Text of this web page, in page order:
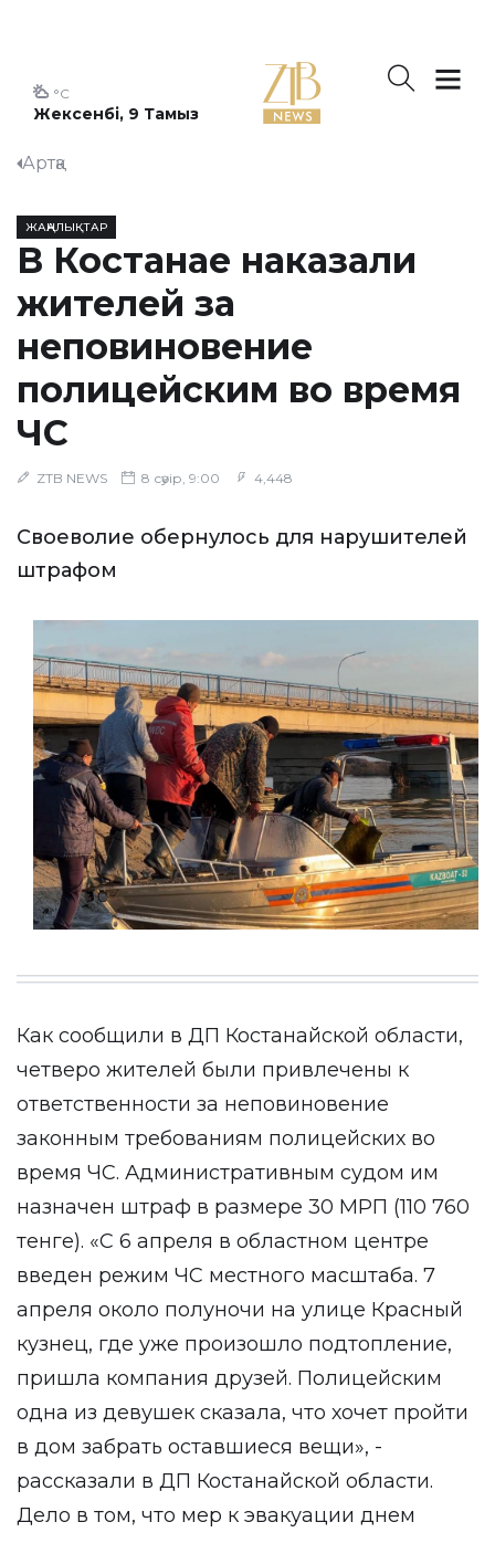
Жексенбі, 9 Тамыз
°C
Артқа
ЖАҢАЛЫҚТАР
В Костанае наказали
жителей за
неповиновение
полицейским во время
ЧС
ZTB NEWS 8 сәуір, 9:00 4,448
Своеволие обернулось для нарушителей
штрафом
Как сообщили в ДП Костанайской области,
четверо жителей были привлечены к
ответственности за неповиновение
законным требованиям полицейских во
время ЧС. Административным судом им
назначен штраф в размере 30 МРП (110 760
тенге). «С 6 апреля в областном центре
введен режим ЧС местного масштаба. 7
апреля около полуночи на улице Красный
кузнец, где уже произошло подтопление,
пришла компания друзей. Полицейским
одна из девушек сказала, что хочет пройти
в дом забрать оставшиеся вещи», -
рассказали в ДП Костанайской области.
Дело в том, что мер к эвакуации днем